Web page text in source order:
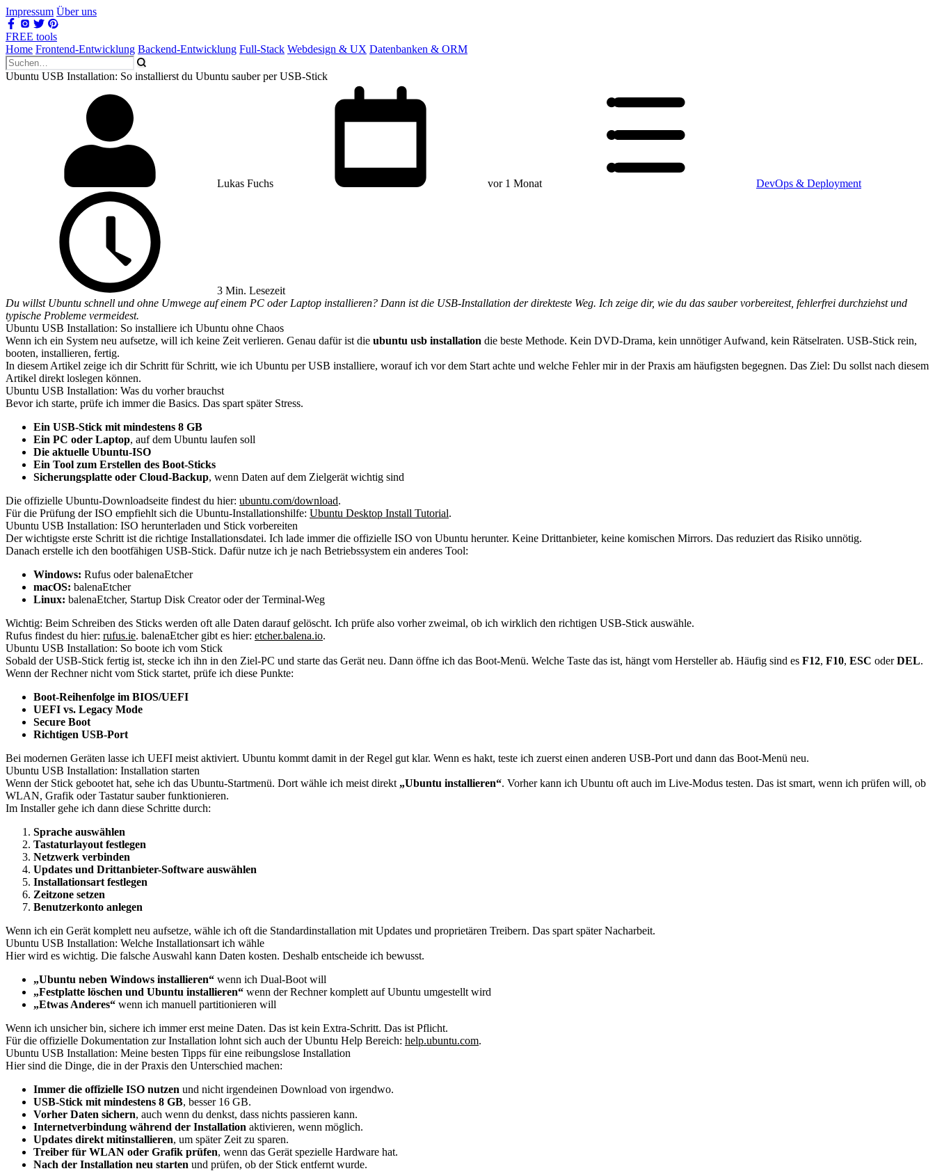
Impressum Über uns
FREE tools
Home Frontend-Entwicklung Backend-Entwicklung Full-Stack Webdesign & UX Datenbanken & ORM
Ubuntu USB Installation: So installierst du Ubuntu sauber per USB-Stick
Lukas Fuchs vor 1 Monat DevOps & Deployment
3 Min. Lesezeit
Du willst Ubuntu schnell und ohne Umwege auf einem PC oder Laptop installieren? Dann ist die USB-Installation der direkteste Weg. Ich zeige dir, wie du das sauber vorbereitest, fehlerfrei durchziehst und
typische Probleme vermeidest.
Ubuntu USB Installation: So installiere ich Ubuntu ohne Chaos
Wenn ich ein System neu aufsetze, will ich keine Zeit verlieren. Genau dafür ist die ubuntu usb installation die beste Methode. Kein DVD-Drama, kein unnötiger Aufwand, kein Rätselraten. USB-Stick rein,
booten, installieren, fertig.
In diesem Artikel zeige ich dir Schritt für Schritt, wie ich Ubuntu per USB installiere, worauf ich vor dem Start achte und welche Fehler mir in der Praxis am häufigsten begegnen. Das Ziel: Du sollst nach diesem
Artikel direkt loslegen können.
Ubuntu USB Installation: Was du vorher brauchst
Bevor ich starte, prüfe ich immer die Basics. Das spart später Stress.
Ein USB-Stick mit mindestens 8 GB
Ein PC oder Laptop, auf dem Ubuntu laufen soll
Die aktuelle Ubuntu-ISO
Ein Tool zum Erstellen des Boot-Sticks
Sicherungsplatte oder Cloud-Backup, wenn Daten auf dem Zielgerät wichtig sind
Die offizielle Ubuntu-Downloadseite findest du hier: ubuntu.com/download.
Für die Prüfung der ISO empfiehlt sich die Ubuntu-Installationshilfe: Ubuntu Desktop Install Tutorial.
Ubuntu USB Installation: ISO herunterladen und Stick vorbereiten
Der wichtigste erste Schritt ist die richtige Installationsdatei. Ich lade immer die offizielle ISO von Ubuntu herunter. Keine Drittanbieter, keine komischen Mirrors. Das reduziert das Risiko unnötig.
Danach erstelle ich den bootfähigen USB-Stick. Dafür nutze ich je nach Betriebssystem ein anderes Tool:
Windows: Rufus oder balenaEtcher
macOS: balenaEtcher
Linux: balenaEtcher, Startup Disk Creator oder der Terminal-Weg
Wichtig: Beim Schreiben des Sticks werden oft alle Daten darauf gelöscht. Ich prüfe also vorher zweimal, ob ich wirklich den richtigen USB-Stick auswähle.
Rufus findest du hier: rufus.ie. balenaEtcher gibt es hier: etcher.balena.io.
Ubuntu USB Installation: So boote ich vom Stick
Sobald der USB-Stick fertig ist, stecke ich ihn in den Ziel-PC und starte das Gerät neu. Dann öffne ich das Boot-Menü. Welche Taste das ist, hängt vom Hersteller ab. Häufig sind es F12, F10, ESC oderDEL.
Wenn der Rechner nicht vom Stick startet, prüfe ich diese Punkte:
Boot-Reihenfolge im BIOS/UEFI
UEFI vs. Legacy Mode
Secure Boot
Richtigen USB-Port
Bei modernen Geräten lasse ich UEFI meist aktiviert. Ubuntu kommt damit in der Regel gut klar. Wenn es hakt, teste ich zuerst einen anderen USB-Port und dann das Boot-Menü neu.
Ubuntu USB Installation: Installation starten
Wenn der Stick gebootet hat, sehe ich das Ubuntu-Startmenü. Dort wähle ich meist direkt „Ubuntu installieren“. Vorher kann ich Ubuntu oft auch im Live-Modus testen. Das ist smart, wenn ich prüfen will, ob
WLAN, Grafik oder Tastatur sauber funktionieren.
Im Installer gehe ich dann diese Schritte durch:
Sprache auswählen
Tastaturlayout festlegen
Netzwerk verbinden
Updates und Drittanbieter-Software auswählen
Installationsart festlegen
Zeitzone setzen
Benutzerkonto anlegen
Wenn ich ein Gerät komplett neu aufsetze, wähle ich oft die Standardinstallation mit Updates und proprietären Treibern. Das spart später Nacharbeit.
Ubuntu USB Installation: Welche Installationsart ich wähle
Hier wird es wichtig. Die falsche Auswahl kann Daten kosten. Deshalb entscheide ich bewusst.
„Ubuntu neben Windows installieren“ wenn ich Dual-Boot will
„Festplatte löschen und Ubuntu installieren“ wenn der Rechner komplett auf Ubuntu umgestellt wird
„Etwas Anderes“ wenn ich manuell partitionieren will
Wenn ich unsicher bin, sichere ich immer erst meine Daten. Das ist kein Extra-Schritt. Das ist Pflicht.
Für die offizielle Dokumentation zur Installation lohnt sich auch der Ubuntu Help Bereich: help.ubuntu.com.
Ubuntu USB Installation: Meine besten Tipps für eine reibungslose Installation
Hier sind die Dinge, die in der Praxis den Unterschied machen:
Immer die offizielle ISO nutzen und nicht irgendeinen Download von irgendwo.
USB-Stick mit mindestens 8 GB, besser 16 GB.
Vorher Daten sichern, auch wenn du denkst, dass nichts passieren kann.
Internetverbindung während der Installation aktivieren, wenn möglich.
Updates direkt mitinstallieren, um später Zeit zu sparen.
Treiber für WLAN oder Grafik prüfen, wenn das Gerät spezielle Hardware hat.
Nach der Installation neu starten und prüfen, ob der Stick entfernt wurde.